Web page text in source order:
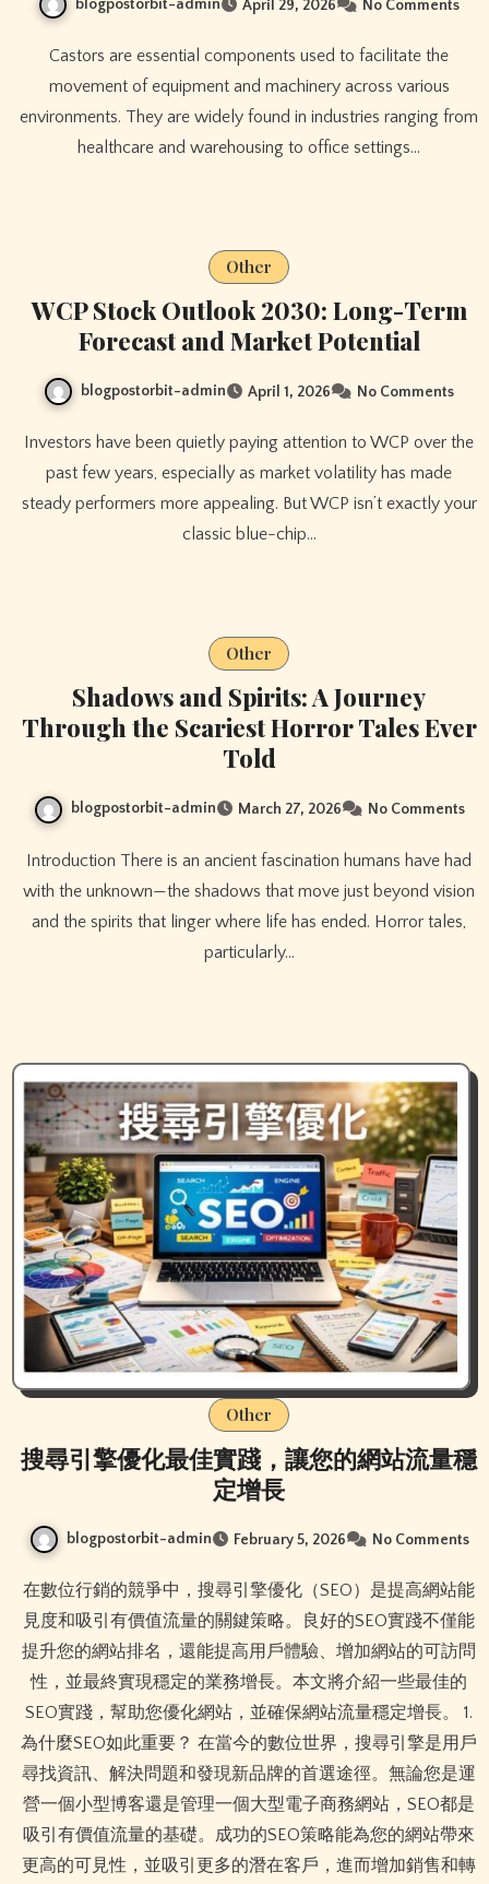
blogpostorbit-admin April 29, 2026 No Comments
Castors are essential components used to facilitate the
movement of equipment and machinery across various
environments. They are widely found in industries ranging from
healthcare and warehousing to office settings…
Other
WCP Stock Outlook 2030: Long-Term
Forecast and Market Potential
blogpostorbit-admin April 1, 2026 No Comments
past few years, especially as market volatility has made
steady performers more appealing. But WCP isn’t exactly your
classic blue-chip…
Other
Shadows and Spirits: A Journey
Through the Scariest Horror Tales Ever
Told
blogpostorbit-admin March 27, 2026 No Comments
Introduction There is an ancient fascination humans have had
with the unknown—the shadows that move just beyond vision
and the spirits that linger where life has ended. Horror tales,
particularly…
Other
搜尋引擎優化最佳實踐，讓您的網站流量穩
定增長
blogpostorbit-admin February 5, 2026 No Comments
在數位行銷的競爭中，搜尋引擎優化（SEO）是提高網站能
見度和吸引有價值流量的關鍵策略。良好的SEO實踐不僅能
提升您的網站排名，還能提高用戶體驗、增加網站的可訪問
性，並最終實現穩定的業務增長。本文將介紹一些最佳的
SEO實踐，幫助您優化網站，並確保網站流量穩定增長。 1.
為什麼SEO如此重要？ 在當今的數位世界，搜尋引擎是用戶
尋找資訊、解決問題和發現新品牌的首選途徑。無論您是運
營一個小型博客還是管理一個大型電子商務網站，SEO都是
吸引有價值流量的基礎。成功的SEO策略能為您的網站帶來
更高的可見性，並吸引更多的潛在客戶，進而增加銷售和轉